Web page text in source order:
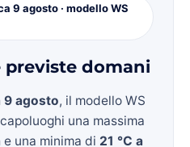
9 agosto · modello WS
previste domani
9 agosto, il modello WS
una massima
e una minima di 21 °C a